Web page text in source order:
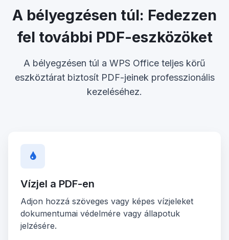
A bélyegzésen túl: Fedezzen
fel további PDF-eszközöket
A bélyegzésen túl a WPS Office teljes körű
eszköztárat biztosít PDF-jeinek professzionális
kezeléséhez.
Vízjel a PDF-en
Adjon hozzá szöveges vagy képes vízjeleket
dokumentumai védelmére vagy állapotuk
jelzésére.